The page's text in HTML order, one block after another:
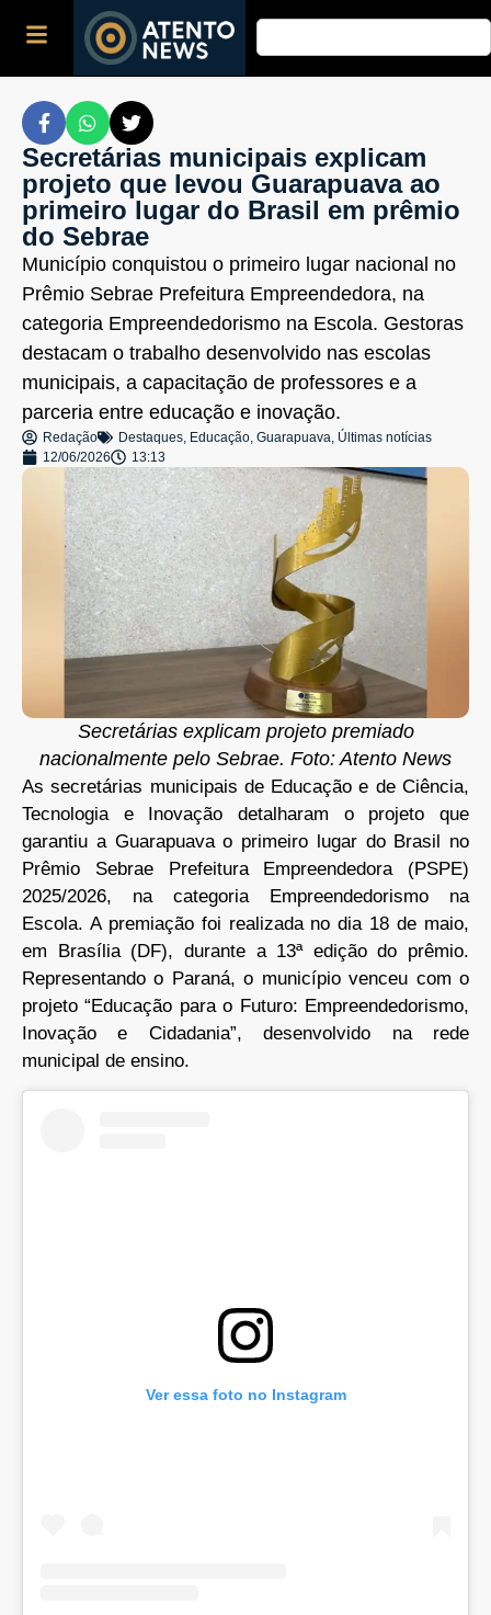
Secretárias municipais explicam
projeto que levou Guarapuava ao
primeiro lugar do Brasil em prêmio
do Sebrae
Município conquistou o primeiro lugar nacional no
Prêmio Sebrae Prefeitura Empreendedora, na
categoria Empreendedorismo na Escola. Gestoras
destacam o trabalho desenvolvido nas escolas
municipais, a capacitação de professores e a
parceria entre educação e inovação.
Redação Destaques, Educação, Guarapuava, Últimas notícias
12/06/2026
13:13
Secretárias explicam projeto premiado
nacionalmente pelo Sebrae. Foto: Atento News
As secretárias municipais de Educação e de Ciência,
Tecnologia e Inovação detalharam o projeto que
garantiu a Guarapuava o primeiro lugar do Brasil no
Prêmio Sebrae Prefeitura Empreendedora (PSPE)
2025/2026, na categoria Empreendedorismo na
Escola. A premiação foi realizada no dia 18 de maio,
em Brasília (DF), durante a 13ª edição do prêmio.
Representando o Paraná, o município venceu com o
projeto “Educação para o Futuro: Empreendedorismo,
Inovação e Cidadania”, desenvolvido na rede
municipal de ensino.
Ver essa foto no Instagram